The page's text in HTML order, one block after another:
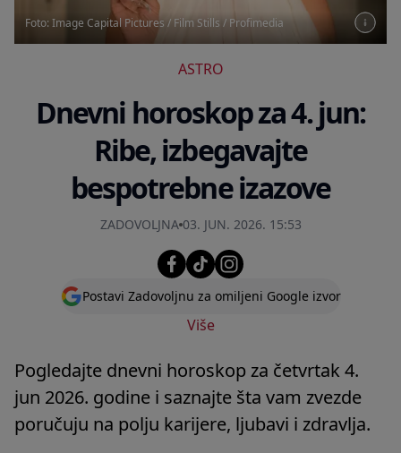
Foto: Image Capital Pictures / Film Stills / Profimedia
ASTRO
Dnevni horoskop za 4. jun:
Ribe, izbegavajte
bespotrebne izazove
ZADOVOLJNA 03. JUN. 2026. 15:53
Postavi Zadovoljnu za omiljeni Google izvor
Više
Pogledajte dnevni horoskop za četvrtak 4.
jun 2026. godine i saznajte šta vam zvezde
poručuju na polju karijere, ljubavi i zdravlja.